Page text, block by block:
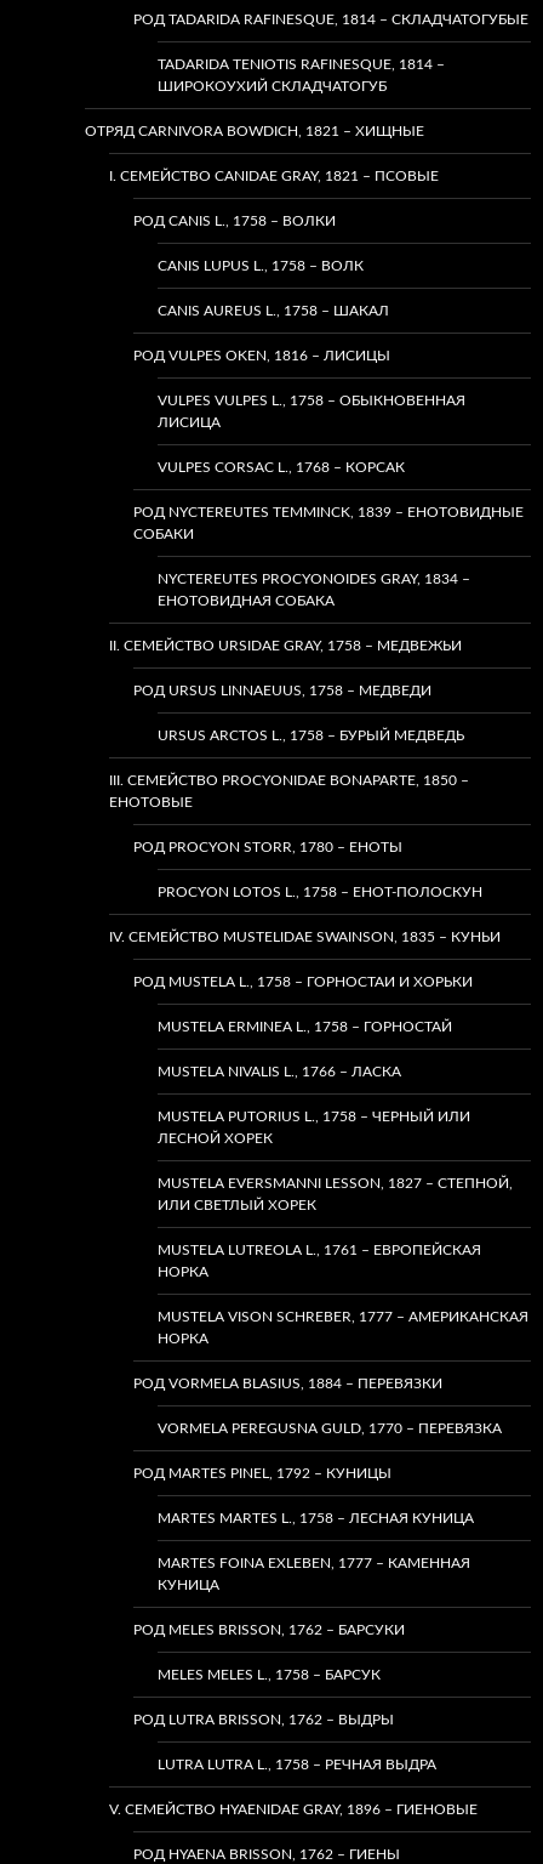
РОД TADARIDA RAFINESQUE, 1814 – СКЛАДЧАТОГУБЫЕ
TADARIDA TENIOTIS RAFINESQUE, 1814 –
ШИРОКОУХИЙ СКЛАДЧАТОГУБ
ОТРЯД CARNIVORA BOWDICH, 1821 – ХИЩНЫЕ
I. СЕМЕЙСТВО CANIDAE GRAY, 1821 – ПСОВЫЕ
РОД CANIS L., 1758 – ВОЛКИ
CANIS LUPUS L., 1758 – ВОЛК
CANIS AUREUS L., 1758 – ШАКАЛ
РОД VULPES OKEN, 1816 – ЛИСИЦЫ
VULPES VULPES L., 1758 – ОБЫКНОВЕННАЯ
ЛИСИЦА
VULPES CORSAC L., 1768 – КОРСАК
РОД NYCTEREUTES TEMMINCK, 1839 – ЕНОТОВИДНЫЕ
СОБАКИ
NYCTEREUTES PROCYONOIDES GRAY, 1834 –
ЕНОТОВИДНАЯ СОБАКА
II. СЕМЕЙСТВО URSIDAE GRAY, 1758 – МЕДВЕЖЬИ
РОД URSUS LINNAEUUS, 1758 – МЕДВЕДИ
URSUS ARCTOS L., 1758 – БУРЫЙ МЕДВЕДЬ
III. СЕМЕЙСТВО PROCYONIDAE BONAPARTE, 1850 –
ЕНОТОВЫЕ
РОД PROCYON STORR, 1780 – ЕНОТЫ
PROCYON LOTOS L., 1758 – ЕНОТ-ПОЛОСКУН
IV. СЕМЕЙСТВО MUSTELIDAE SWAINSON, 1835 – КУНЬИ
РОД MUSTELA L., 1758 – ГОРНОСТАИ И ХОРЬКИ
MUSTELA ERMINEA L., 1758 – ГОРНОСТАЙ
MUSTELA NIVALIS L., 1766 – ЛАСКА
MUSTELA PUTORIUS L., 1758 – ЧЕРНЫЙ ИЛИ
ЛЕСНОЙ ХОРЕК
MUSTELA EVERSMANNI LESSON, 1827 – СТЕПНОЙ,
ИЛИ СВЕТЛЫЙ ХОРЕК
MUSTELA LUTREOLA L., 1761 – ЕВРОПЕЙСКАЯ
НОРКА
MUSTELA VISON SCHREBER, 1777 – АМЕРИКАНСКАЯ
НОРКА
РОД VORMELA BLASIUS, 1884 – ПЕРЕВЯЗКИ
VORMELA PEREGUSNA GULD, 1770 – ПЕРЕВЯЗКА
РОД MARTES PINEL, 1792 – КУНИЦЫ
MARTES MARTES L., 1758 – ЛЕСНАЯ КУНИЦА
MARTES FOINA EXLEBEN, 1777 – КАМЕННАЯ
КУНИЦА
РОД MELES BRISSON, 1762 – БАРСУКИ
MELES MELES L., 1758 – БАРСУК
РОД LUTRA BRISSON, 1762 – ВЫДРЫ
LUTRA LUTRA L., 1758 – РЕЧНАЯ ВЫДРА
V. СЕМЕЙСТВО HYAENIDAE GRAY, 1896 – ГИЕНОВЫЕ
РОД HYAENA BRISSON, 1762 – ГИЕНЫ